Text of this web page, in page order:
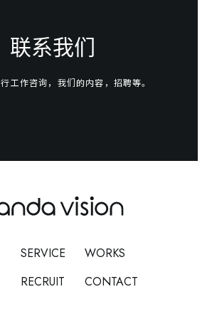
联系我们
工作咨询，我们的内容，招聘等。
SERVICE
WORKS
RECRUIT CONTACT